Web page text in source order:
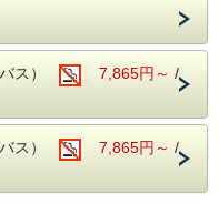
＞
スをご希望のお客様
ルまでお問い合わせくだ
３６－７８０
イトタイガーに会える「伊豆アニ
豆の魅力あふれるレジャースポッ
た露天風呂や広々とした大浴場
ルームや卓球コーナーも完備！ご
いっきりお楽しみいただけます。
フロントにて事前予約制となりま
バス） 7,865円～ /
バス） 7,865円～ /